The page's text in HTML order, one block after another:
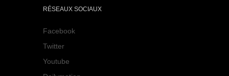
RÉSEAUX SOCIAUX
Facebook
Twitter
Youtube